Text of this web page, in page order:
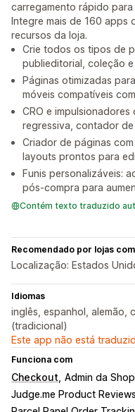
carregamento rápido
Integre mais de 160 apps
recursos da loja.
Crie todos os tipos de
publieditorial, coleção e
Páginas otimizadas
móveis compatíveis
CRO e
regressiva, contador
Criador de páginas com
layouts prontos para
Funis personalizáveis:
pós-compra para
Contém texto traduzido
Recomendado por lojas
Localização: Estados
Idiomas
inglês, espanhol, alemão,
(tradicional)
Este app não está
Funciona com
Checkout Admin da
Judge.me Product Reviews